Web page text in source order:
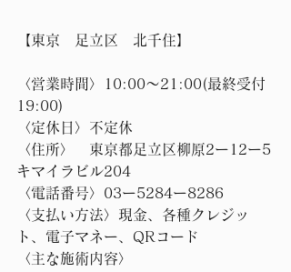
【東京　足立区　北千住】
〈営業時間〉10:00〜21:00(最終受付
19:00)
〈定休日〉不定休
〈住所〉　東京都足立区柳原2ー12ー5
キマイラビル204
〈電話番号〉03ー5284ー8286
〈支払い方法〉現金、各種クレジッ
ト、電子マネー、QRコード
〈主な施術内容〉